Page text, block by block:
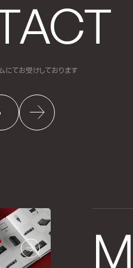
にてお受けしております